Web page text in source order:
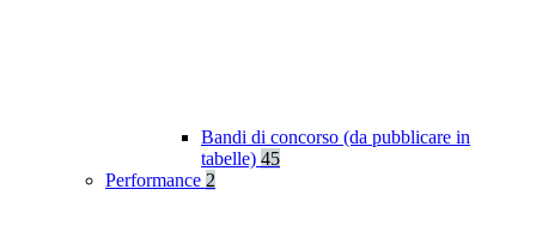
Bandi di concorso (da pubblicare in
tabelle) 45
Performance 2